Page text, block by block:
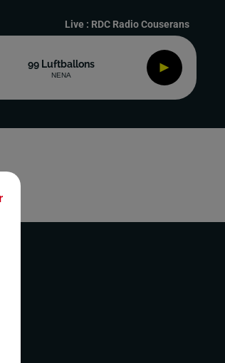
Live : RDC Radio Couserans
99 Luftballons
NENA